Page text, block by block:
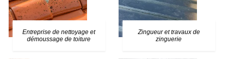
Entreprise de nettoyage et
démoussage de toiture
Zingueur et travaux de
zinguerie